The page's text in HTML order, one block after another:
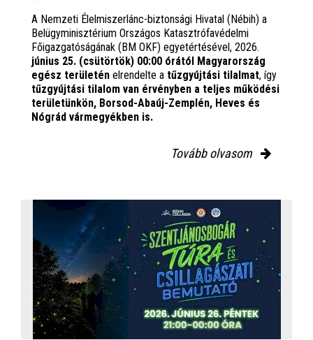
A Nemzeti Élelmiszerlánc-biztonsági Hivatal (Nébih) a
Belügyminisztérium Országos Katasztrófavédelmi
Főigazgatóságának (BM OKF) egyetértésével, 2026.
június 25. (csütörtök) 00:00 órától Magyarország
egész területén elrendelte a tűzgyújtási tilalmat, így
tűzgyújtási tilalom van érvényben a teljes működési
területünkön, Borsod-Abaúj-Zemplén, Heves és
Nógrád vármegyékben is.
Tovább olvasom